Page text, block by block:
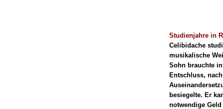
Studienjahre in
Celibidache
musikalische
Sohn brauchte
Entschluss,
besiegelte. Er
notwendige